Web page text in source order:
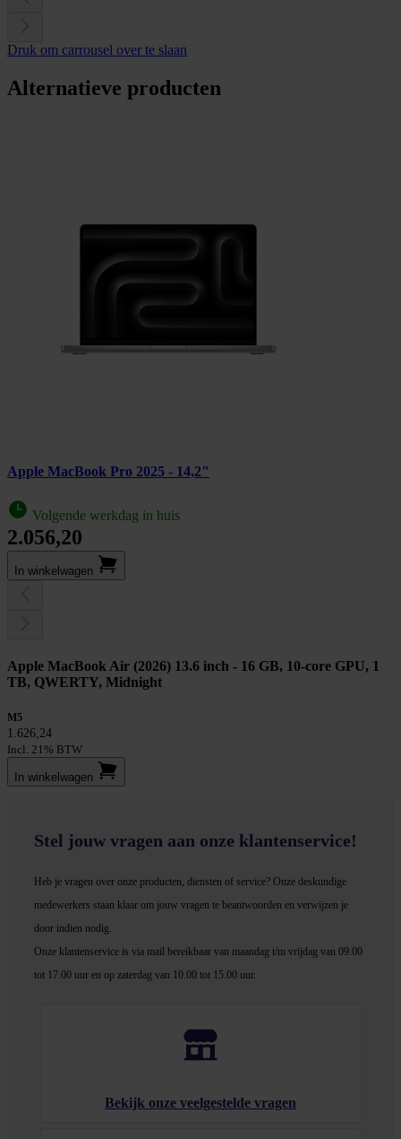
Druk om carrousel over te slaan
Alternatieve producten
Apple MacBook Pro 2025 - 14,2"
Volgende werkdag in huis
2.056,20
In winkel­wagen
Apple MacBook Air (2026) 13.6 inch - 16 GB, 10-core GPU, 1
TB, QWERTY, Midnight
M5
1.626,24
Incl. 21% BTW
In winkel­wagen
Stel jouw vragen aan onze klantenservice!
Heb je vragen over onze producten, diensten of service? Onze deskundige
medewerkers staan klaar om jouw vragen te beantwoorden en verwijzen je
door indien nodig.
Onze klantenservice is via mail bereikbaar van maandag t/m vrijdag van 09.00
tot 17.00 uur en op zaterdag van 10.00 tot 15.00 uur.
Bekijk onze veelgestelde vragen